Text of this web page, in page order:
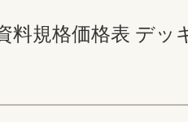
料規格価格表 デッ